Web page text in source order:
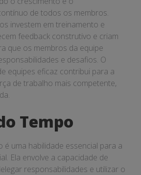
de todos os membros.
investem em treinamento e
feedback construtivo e criam
que os membros da equipe
e desafios. O
equipes eficaz contribui para a
de trabalho mais competente,
Tempo
é uma habilidade essencial para a
Ela envolve a capacidade de
responsabilidades e utilizar o